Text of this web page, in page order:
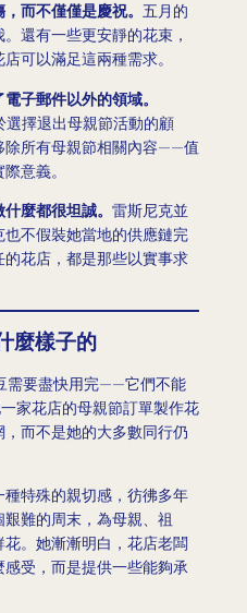
而不僅僅是慶祝。 五月的
還有一些更安靜的花束，
可以滿足這兩種需求。
子郵件以外的領域。
擇退出母親節活動的顧
除所有母親節相關內容——值
意義。
麼都很坦誠。 雷斯尼克並
不假裝她當地的供應鏈完
花店，都是那些以實事求
麼樣子的
需要盡快用完——它們不能
家花店的母親節訂單製作花
而不是她的大多數同行仍
特殊的親切感，彷彿多年
難的周末，為母親、祖
。她漸漸明白，花店老闆
受，而是提供一些能夠承